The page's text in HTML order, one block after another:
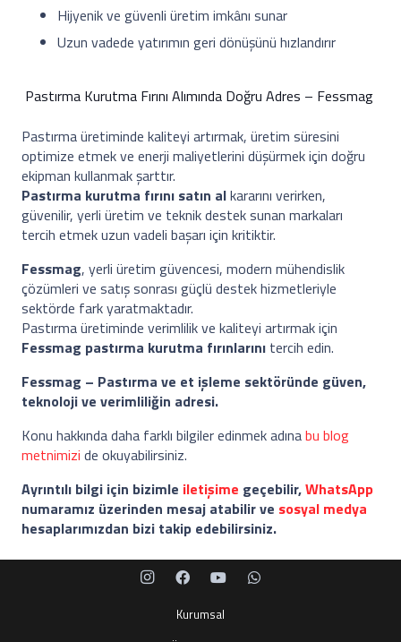
Hijyenik ve güvenli üretim imkânı sunar
Uzun vadede yatırımın geri dönüşünü hızlandırır
Pastırma Kurutma Fırını Alımında Doğru Adres – Fessmag
Pastırma üretiminde kaliteyi artırmak, üretim süresini
optimize etmek ve enerji maliyetlerini düşürmek için doğru
ekipman kullanmak şarttır.
Pastırma kurutma fırını satın alkararını verirken,
güvenilir, yerli üretim ve teknik destek sunan markaları
tercih etmek uzun vadeli başarı için kritiktir.
Fessmag, yerli üretim güvencesi, modern mühendislik
çözümleri ve satış sonrası güçlü destek hizmetleriyle
sektörde fark yaratmaktadır.
Pastırma üretiminde verimlilik ve kaliteyi artırmak için
Fessmag pastırma kurutma fırınlarını tercih edin.
Fessmag – Pastırma ve et işleme sektöründe güven,
teknoloji ve verimliliğin adresi.
Konu hakkında daha farklı bilgiler edinmek adınabu blog
metnimizi de okuyabilirsiniz.
Ayrıntılı bilgi için bizimle iletişime geçebilir,WhatsApp
numaramız üzerinden mesaj atabilir ve sosyal medya
hesaplarımızdan bizi takip edebilirsiniz.
Kurumsal